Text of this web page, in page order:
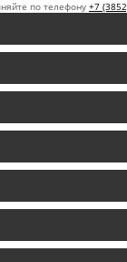
по телефону +7